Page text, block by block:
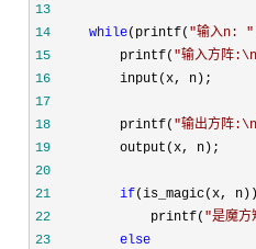
13
14
while(printf( "输入n: "
15
         printf(
"输入方阵:\n
16
17
18
         printf(
"输出方阵:\n
19
20
21
if
22
             printf(
"是魔
23
else